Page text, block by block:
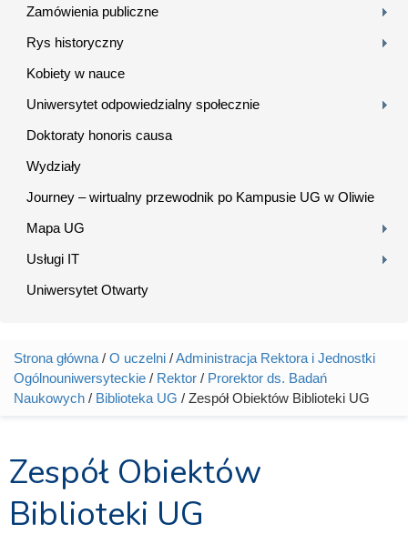
Zamówienia publiczne
Rys historyczny
Kobiety w nauce
Uniwersytet odpowiedzialny społecznie
Doktoraty honoris causa
Wydziały
Journey – wirtualny przewodnik po Kampusie UG w Oliwie
Mapa UG
Usługi IT
Uniwersytet Otwarty
Jesteś tutaj
Strona główna / O uczelni /Administracja Rektora i Jednostki
Ogólnouniwersyteckie / Rektor / Prorektor ds. Badań
Naukowych / Biblioteka UG / Zespół Obiektów Biblioteki UG
Zespół Obiektów
Biblioteki UG